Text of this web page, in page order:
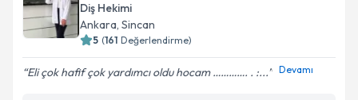
Diş Hekimi
Ankara, Sincan
5 (161 Değerlendirme)
Eli çok hafif çok yardımcı oldu hocam …………. . :... Devamı